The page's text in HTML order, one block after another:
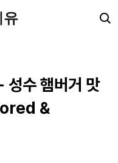
유
성수 햄버거 맛
&